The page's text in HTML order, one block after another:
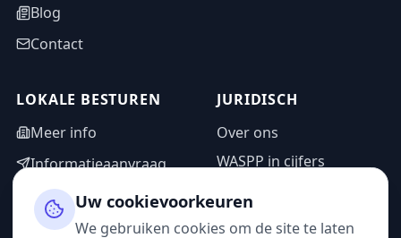
Blog
Contact
LOKALE BESTUREN
Meer info
Informatieaanvraag
Adminzone
JURIDISCH
Over ons
WASPP in cijfers
Privacybeleid
Uw cookievoorkeuren
We gebruiken cookies om de site te laten